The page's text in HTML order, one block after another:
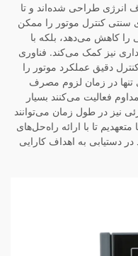
انرژی طراحی شده‌اند و تا
سنتی کنترل موتور را ممکن
را کاهش می‌دهد، بلکه با
نیز کمک می‌کند. فناوری
دقیق عملکرد موتور را
در زمان لزوم مصرف
فعالیت می‌کنند بسیار
نیز در طول زمان می‌توانند
تا با ارائه راه‌حل‌های
در دستیابی به اهداف کارایی